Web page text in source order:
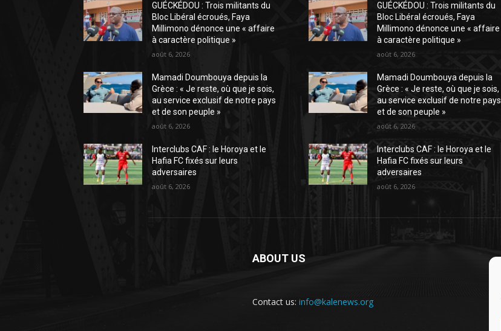
GUÉCKÉDOU : Trois militants du
Bloc Libéral écroués, Faya
Millimono dénonce une « affaire
à caractère politique »
août 6, 2026
Mamadi Doumbouya depuis la
Grèce : « Je reste, où que je sois,
au service exclusif de notre pays
et de son peuple »
août 6, 2026
Interclubs CAF : le Horoya et le
Hafia FC fixés sur leurs
adversaires
août 6, 2026
GUÉCKÉDOU : Trois militants du
Bloc Libéral écroués, Faya
Millimono dénonce une « affaire
à caractère politique »
août 6, 2026
Mamadi Doumbouya depuis la
Grèce : « Je reste, où que je sois,
au service exclusif de notre pays
et de son peuple »
août 6, 2026
Interclubs CAF : le Horoya et le
Hafia FC fixés sur leurs
adversaires
août 6, 2026
ABOUT US
Contact us: info@kalenews.org